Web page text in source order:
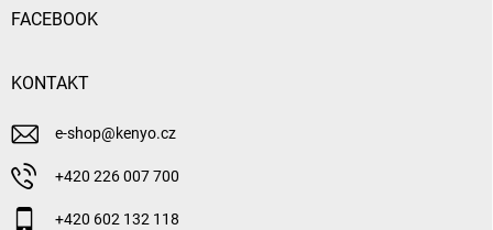
FACEBOOK
KONTAKT
e-shop@kenyo.cz
+420 226 007 700
+420 602 132 118